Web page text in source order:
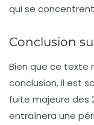
qui se
Conclusion
Bien que ce texte
conclusion, il est
fuite majeure des
entraînera une